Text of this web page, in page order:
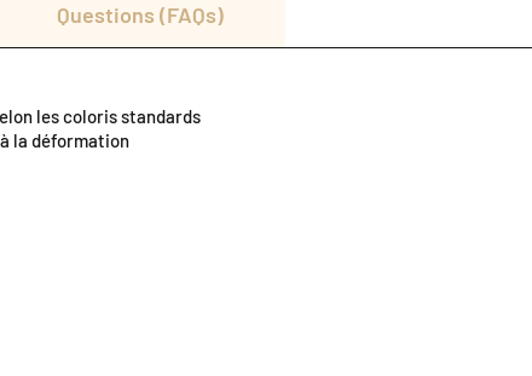
Questions (FAQs)
les coloris standards
la déformation